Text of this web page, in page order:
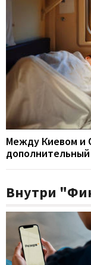
Между Киевом и
Внутри